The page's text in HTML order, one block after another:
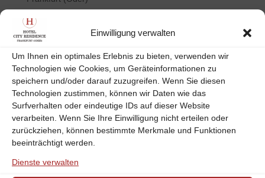
Einwilligung verwalten
Um Ihnen ein optimales Erlebnis zu bieten, verwenden wir
Technologien wie Cookies, um Geräteinformationen zu
speichern und/oder darauf zuzugreifen. Wenn Sie diesen
Technologien zustimmen, können wir Daten wie das
Surfverhalten oder eindeutige IDs auf dieser Website
verarbeiten. Wenn Sie Ihre Einwilligung nicht erteilen oder
zurückziehen, können bestimmte Merkmale und Funktionen
beeinträchtigt werden.
Dienste verwalten
Das Kleist-Museum in Frankfurt (Oder)
by CR-Team| Okt. 3, 2020| Die Stadt Frankfurt (Oder)
Hotels & Ferienwohnungen in Frankfurt (Oder)
Das erste Kleist-Museum in Frankfurt (Oder)
wurde auf Anregung der Kleist-Gesellschaft